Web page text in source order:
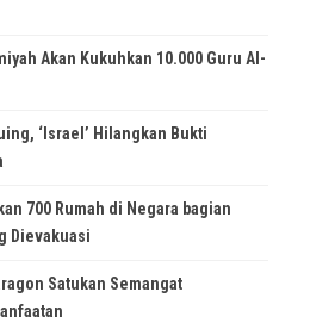
Akan Kukuhkan 10.000 Guru Al-
‘Israel’ Hilangkan Bukti
700 Rumah di Negara bagian
Dievakuasi
Satukan Semangat